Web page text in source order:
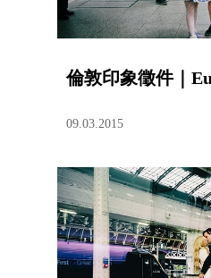
倫敦印象徵件｜
09.03.2015